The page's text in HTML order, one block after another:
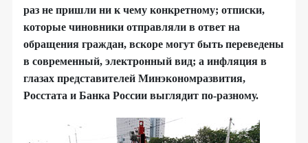
раз не пришли ни к чему конкретному; отписки,
которые чиновники отправляли в ответ на
обращения граждан, вскоре могут быть переведены
в современный, электронный вид; а инфляция в
глазах представителей Минэкономразвития,
Росстата и Банка России выглядит по-разному.